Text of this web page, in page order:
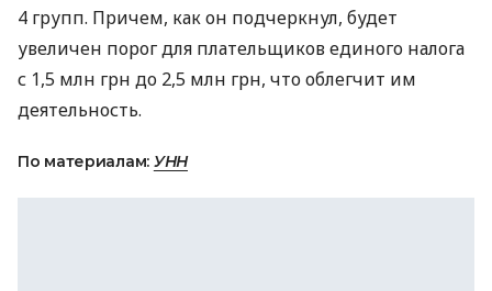
4 групп. Причем, как он подчеркнул, будет
увеличен порог для плательщиков единого налога
с 1,5 млн грн до 2,5 млн грн, что облегчит им
деятельность.
По материалам: УНН